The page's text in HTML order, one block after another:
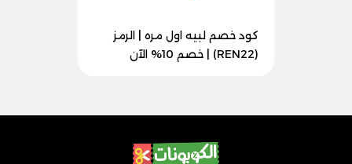
كود خصم لبيه اول مره | الرمز
(REN22) | خصم 10% الآن